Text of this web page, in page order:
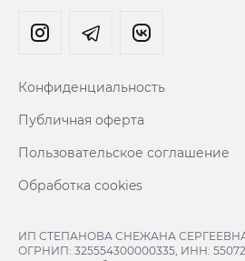
Конфиденциальность
Публичная оферта
Пользовательское соглашение
Обработка cookies
ИП СТЕПАНОВА СНЕЖАНА
ОГРНИП: 325554300000335, ИНН: